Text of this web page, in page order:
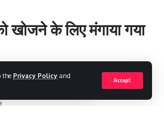
the Privacy Policy and
Accept
खोजने के लिए मंगाया गया
3 Min Read